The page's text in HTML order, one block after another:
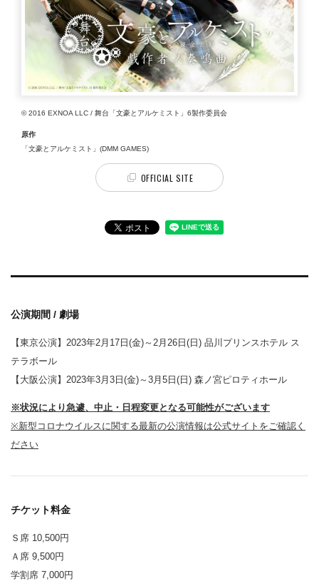
© 2016 EXNOA LLC / 舞台「文豪とアルケミスト」6製作委員会
原作
「文豪とアルケミスト」(DMM GAMES)
OFFICIAL SITE
公演期間 / 劇場
【東京公演】2023年2月17日(金)～2月26日(日) 品川プリンスホテル ス
テラボール
【大阪公演】2023年3月3日(金)～3月5日(日) 森ノ宮ピロティホール
※状況により急遽、中止・日程変更となる可能性がございます
※新型コロナウイルスに関する最新の公演情報は公式サイトをご確認く
ださい
チケット料金
Ｓ席 10,500円
Ａ席 9,500円
学割席 7,000円